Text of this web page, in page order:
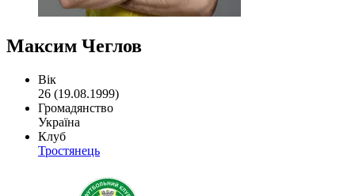
Максим Чеглов
Вік
26 (19.08.1999)
Громадянство
Україна
Клуб
Тростянець